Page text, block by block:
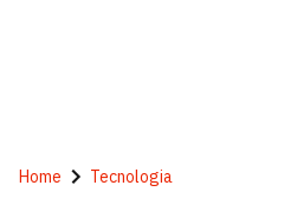
Home Tecnologia